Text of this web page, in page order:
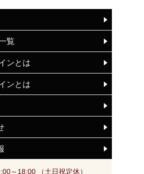
覧
ンとは
ンとは
～18:00 （土日祝定休）